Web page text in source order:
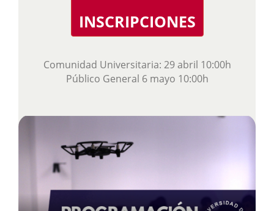
INSCRIPCIONES
Comunidad Universitaria: 29 abril 10:00h
Público General 6 mayo 10:00h